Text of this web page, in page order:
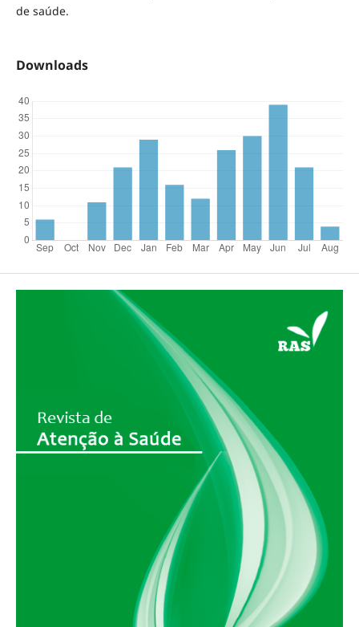
de saúde.
Downloads